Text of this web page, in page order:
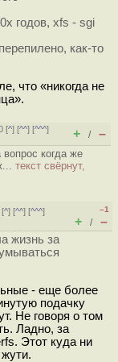
годов, xfs - sgi
как-то
что «никогда не
[^] [^^] [^^^]
+ / –
вопрос когда же
текст свёрнут,
[^] [^^] [^^^]
–1
+ / –
жизнь за
- еще более
подачку
Не говоря о том
Ладно, за
Этот куда ни